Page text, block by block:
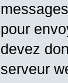
pour
devez
serveur